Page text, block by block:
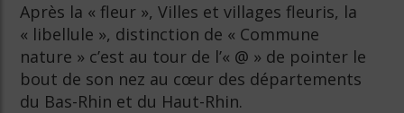
Après la « fleur », Villes et villages fleuris, la
« libellule », distinction de « Commune
nature » c’est au tour de l’« @ » de pointer le
bout de son nez au cœur des départements
du Bas-Rhin et du Haut-Rhin.